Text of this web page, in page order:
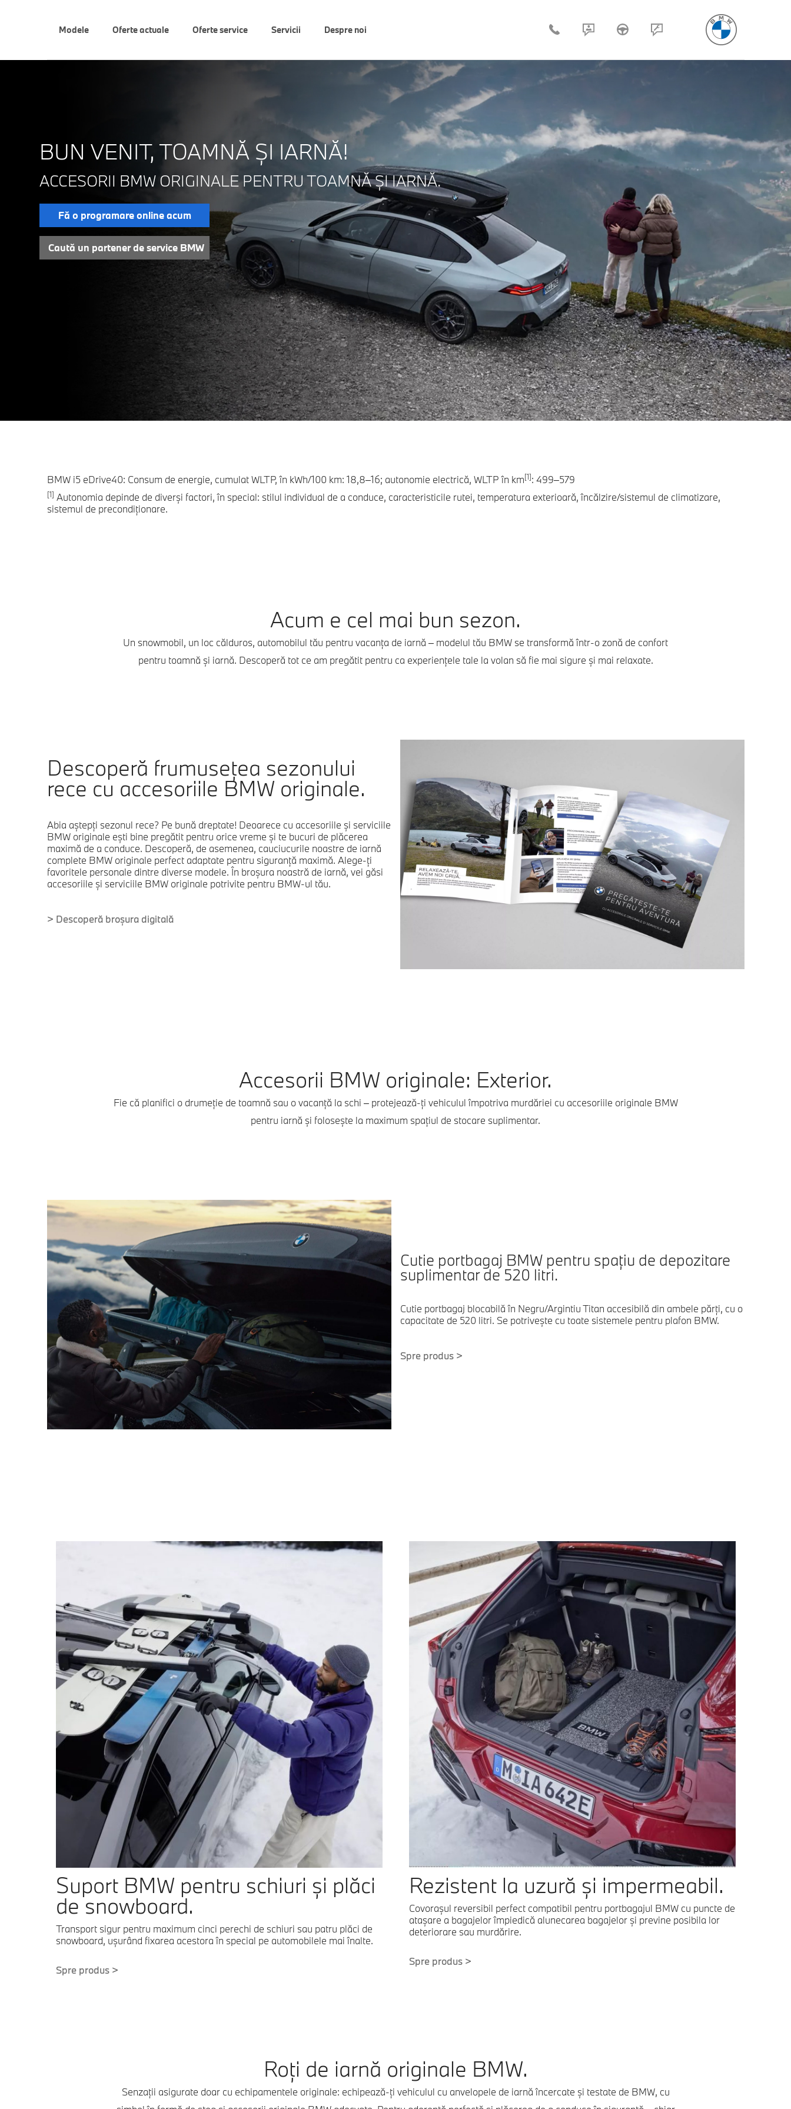
Modele Oferte actuale Oferte service Servicii Despre noi
BUN VENIT, TOAMNĂ ȘI IARNĂ!
ACCESORII BMW ORIGINALE PENTRU TOAMNĂ ȘI IARNĂ.
Fă o programare online acum
Caută un partener de service BMW
BMW i5 eDrive40: Consum de energie, cumulat WLTP, în kWh/100 km: 18,8–16; autonomie electrică, WLTP în km[1]: 499–579
[1] Autonomia depinde de diverşi factori, în special: stilul individual de a conduce, caracteristicile rutei, temperatura exterioară, încălzire/sistemul de climatizare,
sistemul de precondiţionare.
Acum e cel mai bun sezon.
Un snowmobil, un loc călduros, automobilul tău pentru vacanţa de iarnă – modelul tău BMW se transformă într-o zonă de confort
pentru toamnă şi iarnă. Descoperă tot ce am pregătit pentru ca experiențele tale la volan să fie mai sigure și mai relaxate.
Descoperă frumusețea sezonului
rece cu accesoriile BMW originale.
Abia aștepți sezonul rece? Pe bună dreptate! Deoarece cu accesoriile și serviciile
BMW originale ești bine pregătit pentru orice vreme și te bucuri de plăcerea
maximă de a conduce. Descoperă, de asemenea, cauciucurile noastre de iarnă
complete BMW originale perfect adaptate pentru siguranță maximă. Alege-ți
favoritele personale dintre diverse modele. În broșura noastră de iarnă, vei găsi
accesoriile și serviciile BMW originale potrivite pentru BMW-ul tău.
> Descoperă broșura digitală
Accesorii BMW originale: Exterior.
Fie că planifici o drumeție de toamnă sau o vacanță la schi – protejează-ți vehiculul împotriva murdăriei cu accesoriile originale BMW
pentru iarnă și folosește la maximum spațiul de stocare suplimentar.
Cutie portbagaj BMW pentru spațiu de depozitare
suplimentar de 520 litri.
Cutie portbagaj blocabilă în Negru/Argintiu Titan accesibilă din ambele părţi, cu o
capacitate de 520 litri. Se potriveşte cu toate sistemele pentru plafon BMW.
Spre produs >
Suport BMW pentru schiuri și plăci
de snowboard.
Transport sigur pentru maximum cinci perechi de schiuri sau patru plăci de
snowboard, uşurând fixarea acestora în special pe automobilele mai înalte.
Spre produs >
Rezistent la uzură și impermeabil.
Covoraşul reversibil perfect compatibil pentru portbagajul BMW cu puncte de
ataşare a bagajelor împiedică alunecarea bagajelor şi previne posibila lor
deteriorare sau murdărire.
Spre produs >
Roți de iarnă originale BMW.
Senzații asigurate doar cu echipamentele originale: echipează-ți vehiculul cu anvelopele de iarnă încercate și testate de BMW, cu